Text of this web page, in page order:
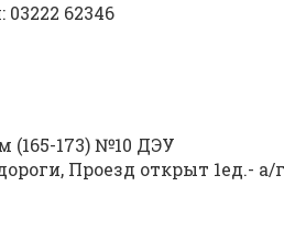
03222 62346
(165-173) №10 ДЭУ
Проезд открыт 1ед.- а/